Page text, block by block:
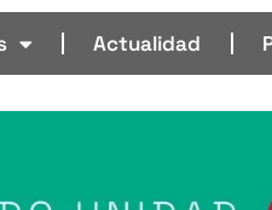
Actualidad